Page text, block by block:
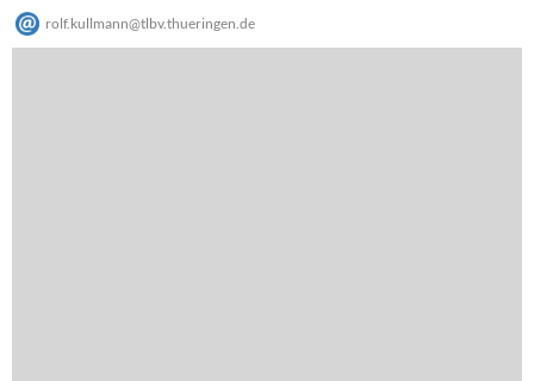
rolf.kullmann@tlbv.thueringen.de